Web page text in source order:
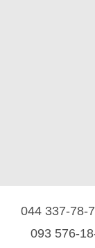
044 337-78-
093 576-